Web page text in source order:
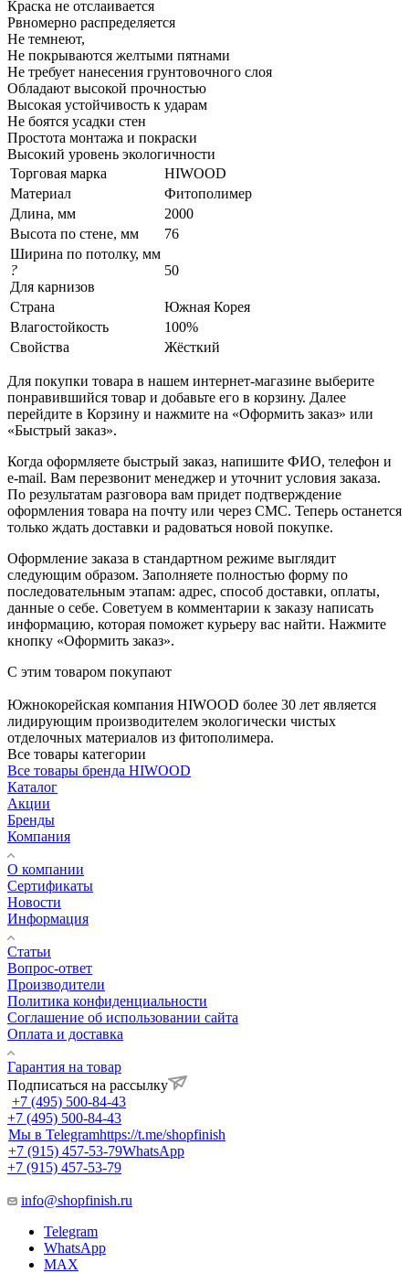
Краска не отслаивается
Рвномерно распределяется
Не темнеют,
Не покрываются желтыми пятнами
Не требует нанесения грунтовочного слоя
Обладают высокой прочностью
Высокая устойчивость к ударам
Не боятся усадки стен
Простота монтажа и покраски
Высокий уровень экологичности
Торговая марка
HIWOOD
Материал
Фитополимер
Длина, мм
2000
Высота по стене, мм
76
Ширина по потолку, мм
?
Для карнизов
50
Страна
Южная Корея
Влагостойкость
100%
Свойства
Жёсткий
Для покупки товара в нашем интернет-магазине выберите
понравившийся товар и добавьте его в корзину. Далее
перейдите в Корзину и нажмите на «Оформить заказ» или
«Быстрый заказ».
Когда оформляете быстрый заказ, напишите ФИО, телефон и
e-mail. Вам перезвонит менеджер и уточнит условия заказа.
По результатам разговора вам придет подтверждение
оформления товара на почту или через СМС. Теперь останется
только ждать доставки и радоваться новой покупке.
Оформление заказа в стандартном режиме выглядит
следующим образом. Заполняете полностью форму по
последовательным этапам: адрес, способ доставки, оплаты,
данные о себе. Советуем в комментарии к заказу написать
информацию, которая поможет курьеру вас найти. Нажмите
кнопку «Оформить заказ».
С этим товаром покупают
Южнокорейская компания HIWOOD более 30 лет является
лидирующим производителем экологически чистых
отделочных материалов из фитополимера.
Все товары категории
Все товары бренда HIWOOD
Каталог
Акции
Бренды
Компания
О компании
Сертификаты
Новости
Информация
Статьи
Вопрос-ответ
Производители
Политика конфиденциальности
Соглашение об использовании сайта
Оплата и доставка
Гарантия на товар
Подписаться на рассылку
+7 (495) 500-84-43
+7 (495) 500-84-43
Мы в Telegramhttps://t.me/shopfinish
+7 (915) 457-53-79WhatsApp
+7 (915) 457-53-79
info@shopfinish.ru
Telegram
WhatsApp
MAX